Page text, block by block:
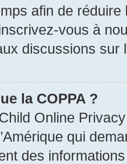
afin de
vous à
discussions sur
la COPPA ?
Online
qui
des